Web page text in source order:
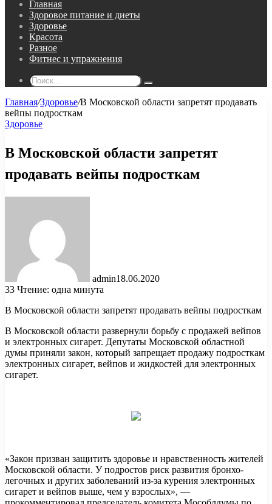
Главная
Здоровое питание и диеты
Здоровье
Красота
Разное
Фитнес и упражнения
Поиск...
Главная/Здоровье/В Московской области запретят продавать
вейпы подросткам
Здоровье
В Московской области запретят
продавать вейпы подросткам
admin18.06.2020
33 Чтение: одна минута
В Московской области запретят продавать вейпы подросткам
В Московской области развернули борьбу с продажей вейпов
и электронных сигарет. Депутаты Московской областной
думы приняли закон, который запрещает продажу подросткам
электронных сигарет, вейпов и жидкостей для электронных
сигарет.
«Закон призван защитить здоровье и нравственность жителей
Московской области. У подростов риск развития бронхо-
легочных и других заболеваний из-за курения электронных
сигарет и вейпов выше, чем у взрослых», —